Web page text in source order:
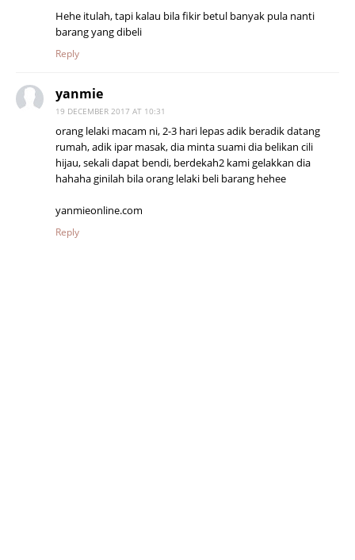
Hehe itulah, tapi kalau bila fikir betul banyak pula nanti
barang yang dibeli
Reply
yanmie
19 DECEMBER 2017 AT 10:31
orang lelaki macam ni, 2-3 hari lepas adik beradik datang
rumah, adik ipar masak, dia minta suami dia belikan cili
hijau, sekali dapat bendi, berdekah2 kami gelakkan dia
hahaha ginilah bila orang lelaki beli barang hehee
yanmieonline.com
Reply